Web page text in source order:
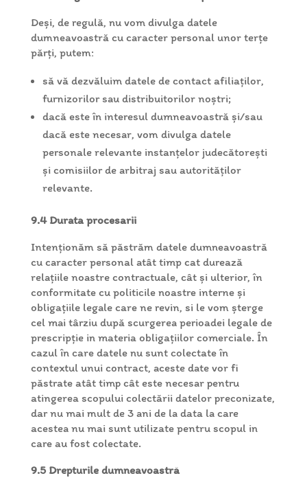
Deși, de regulă, nu vom divulga datele
dumneavoastră cu caracter personal unor terțe
părți, putem:
să vă dezvăluim datele de contact afiliaților,
furnizorilor sau distribuitorilor noștri;
dacă este în interesul dumneavoastră și/sau
dacă este necesar, vom divulga datele
personale relevante instanțelor judecătorești
și comisiilor de arbitraj sau autorităților
relevante.
9.4 Durata procesarii
Intenționăm să păstrăm datele dumneavoastră
cu caracter personal atât timp cat durează
relațiile noastre contractuale, cât și ulterior, în
conformitate cu politicile noastre interne și
obligațiile legale care ne revin, si le vom șterge
cel mai târziu după scurgerea perioadei legale de
prescripție in materia obligațiilor comerciale. În
cazul în care datele nu sunt colectate în
contextul unui contract, aceste date vor fi
păstrate atât timp cât este necesar pentru
atingerea scopului colectării datelor preconizate,
dar nu mai mult de 3 ani de la data la care
acestea nu mai sunt utilizate pentru scopul in
care au fost colectate.
9.5 Drepturile dumneavoastră